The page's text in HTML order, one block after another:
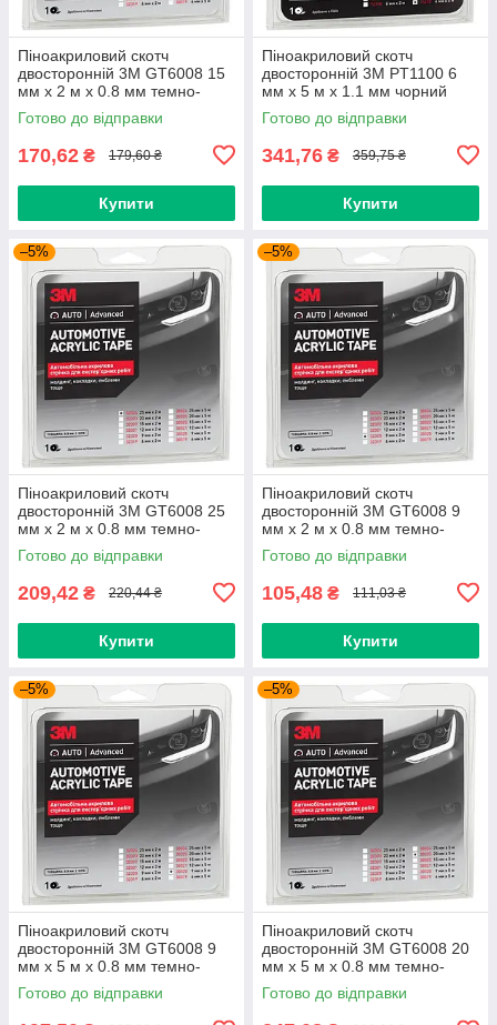
Піноакриловий скотч
двосторонній 3M GT6008 15
мм x 2 м х 0.8 мм темно-
сірий
Готово до відправки
170,62 ₴ 179,60 ₴
Купити
Піноакриловий скотч
двосторонній 3M PT1100 6
мм x 5 м х 1.1 мм чорний
Готово до відправки
341,76 ₴ 359,75 ₴
Купити
–5%
Піноакриловий скотч
двосторонній 3M GT6008 25
мм x 2 м х 0.8 мм темно-
сірий
Готово до відправки
209,42 ₴ 220,44 ₴
Купити
–5%
Піноакриловий скотч
двосторонній 3M GT6008 9
мм x 2 м х 0.8 мм темно-
сірий
Готово до відправки
105,48 ₴ 111,03 ₴
Купити
–5%
Піноакриловий скотч
двосторонній 3M GT6008 9
мм x 5 м х 0.8 мм темно-
сірий
Готово до відправки
–5%
Піноакриловий скотч
двосторонній 3M GT6008 20
мм x 5 м х 0.8 мм темно-
сірий
Готово до відправки